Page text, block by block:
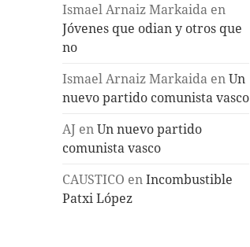
Ismael Arnaiz Markaida en
Jóvenes que odian y otros que
no
Ismael Arnaiz Markaida enUn
nuevo partido comunista vasco
AJ enUn nuevo partido
comunista vasco
CAUSTICO enIncombustible
Patxi López